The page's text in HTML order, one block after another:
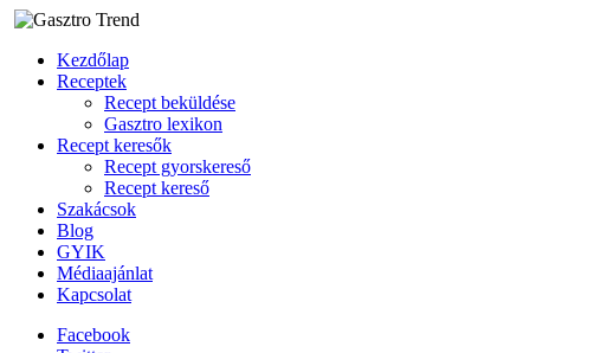
Kezdőlap
Receptek
Recept beküldése
Gasztro lexikon
Recept keresők
Recept gyorskereső
Recept kereső
Szakácsok
Blog
GYIK
Médiaajánlat
Kapcsolat
Facebook